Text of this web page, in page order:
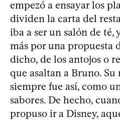
empezó a ensayar los
dividen la carta del
iba a ser un salón de té,
más por una propuesta
dicho, de los antojos o
que asaltan a Bruno.
siempre fue así, como
sabores. De hecho,
propuso ir a Disney,